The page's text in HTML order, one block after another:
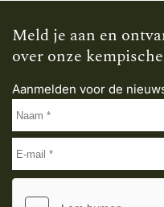
Meld je aan en
over onze
Aanmelden voor de